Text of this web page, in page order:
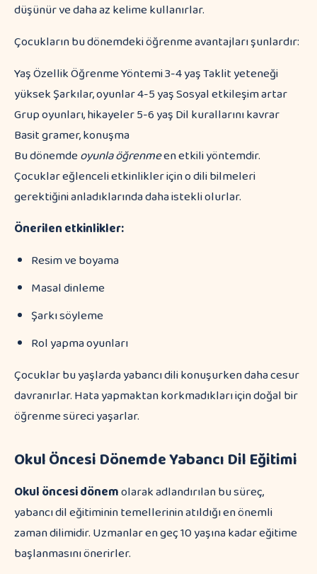
düşünür ve daha az kelime kullanırlar.
Çocukların bu dönemdeki öğrenme avantajları şunlardır:
Yaş Özellik Öğrenme Yöntemi 3-4 yaş Taklit yeteneği
yüksek Şarkılar, oyunlar 4-5 yaş Sosyal etkileşim artar
Grup oyunları, hikayeler 5-6 yaş Dil kurallarını kavrar
Basit gramer, konuşma
Bu dönemdeoyunla öğrenmeen etkili yöntemdir.
Çocuklar eğlenceli etkinlikler için o dili bilmeleri
gerektiğini anladıklarında daha istekli olurlar.
Önerilen etkinlikler:
Resim ve boyama
Masal dinleme
Şarkı söyleme
Rol yapma oyunları
Çocuklar bu yaşlarda yabancı dili konuşurken daha cesur
davranırlar. Hata yapmaktan korkmadıkları için doğal bir
öğrenme süreci yaşarlar.
Okul Öncesi Dönemde Yabancı Dil Eğitimi
Okul öncesi dönemolarak adlandırılan bu süreç,
yabancı dil eğitiminin temellerinin atıldığı en önemli
zaman dilimidir. Uzmanlar en geç 10 yaşına kadar eğitime
başlanmasını önerirler.